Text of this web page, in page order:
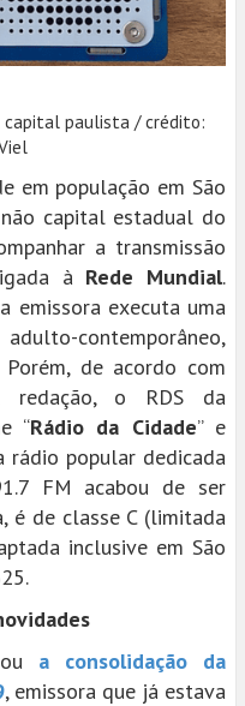
capital paulista / crédito:
em população em São
capital estadual do
a transmissão
à Rede Mundial.
emissora executa uma
contemporâneo,
de acordo com
redação, o RDS da
“Rádio da Cidade” e
rádio popular dedicada
FM acabou de ser
é de classe C (limitada
inclusive em São
a consolidação da
, emissora que já estava